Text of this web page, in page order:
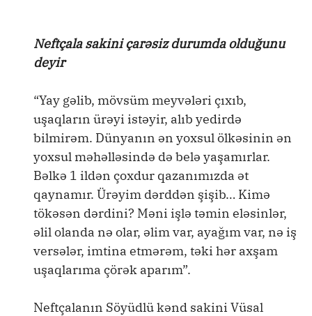
Neftçala sakini çarəsiz durumda olduğunu
deyir
“Yay gəlib, mövsüm meyvələri çıxıb,
uşaqların ürəyi istəyir, alıb yedirdə
bilmirəm. Dünyanın ən yoxsul ölkəsinin ən
yoxsul məhəlləsində də belə yaşamırlar.
Bəlkə 1 ildən çoxdur qazanımızda ət
qaynamır. Ürəyim dərddən şişib… Kimə
tökəsən dərdini? Məni işlə təmin eləsinlər,
əlil olanda nə olar, əlim var, ayağım var, nə iş
versələr, imtina etmərəm, təki hər axşam
uşaqlarıma çörək aparım”.
Neftçalanın Söyüdlü kənd sakini Vüsal